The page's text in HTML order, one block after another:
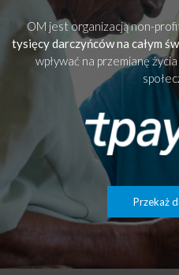
OM jest organizacją non-
tysięcy darczyńców na całym
wpływać na przemianę
Przekaż